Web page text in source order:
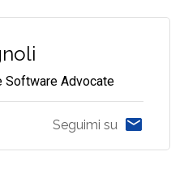
Software Advocate
Seguimi su